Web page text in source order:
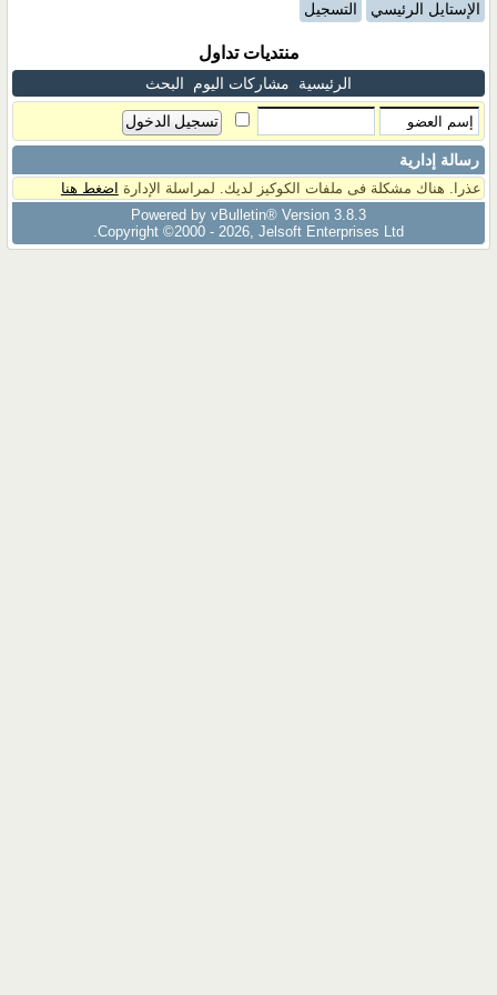
الإستايل الرئيسي التسجيل
منتديات تداول
الرئيسية مشاركات اليوم البحث
رسالة إدارية
عذرا. هناك مشكلة فى ملفات الكوكيز لديك. لمراسلة الإدارة اضغط هنا
Powered by vBulletin® Version 3.8.3
Copyright ©2000 - 2026, Jelsoft Enterprises Ltd.